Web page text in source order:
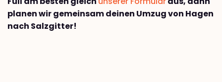
planen wir gemeinsam deinen Umzug von Hagen
nach Salzgitter!